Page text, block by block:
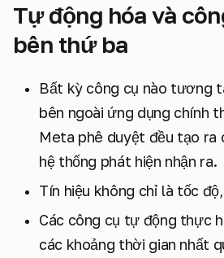
Tự động hóa và
bên thứ ba
Bất kỳ công cụ nào tương
bên ngoài ứng dụng chính
Meta phê duyệt đều tạo ra
hệ thống phát hiện nhận ra.
Tín hiệu không chỉ là tốc
Các công cụ tự động thực
các khoảng thời gian nhất